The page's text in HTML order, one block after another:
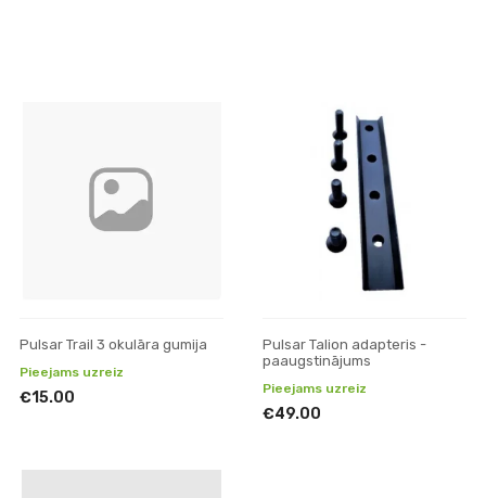
Pulsar Trail 3 okulāra gumija
Pieejams uzreiz
€15.00
Pulsar Talion adapteris -
paaugstinājums
Pieejams uzreiz
€49.00